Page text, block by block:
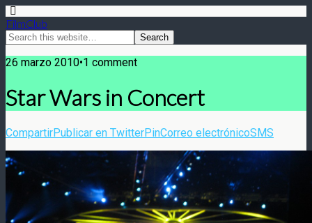
FilmClub
26 marzo 2010•1 comment
Star Wars in Concert
CompartirPublicar en TwitterPinCorreo electrónicoSMS